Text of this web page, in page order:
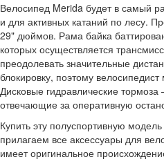
Велосипед Merida будет в самый
и для активных катаний по лесу.
29" дюймов. Рама байка
которых осуществляется
преодолевать значительные
блокировку, поэтому
Дисковые гидравлические
отвечающие за оперативную
Купить эту полуспортивную
прилагаем все аксессуары для
имеет оригинальное